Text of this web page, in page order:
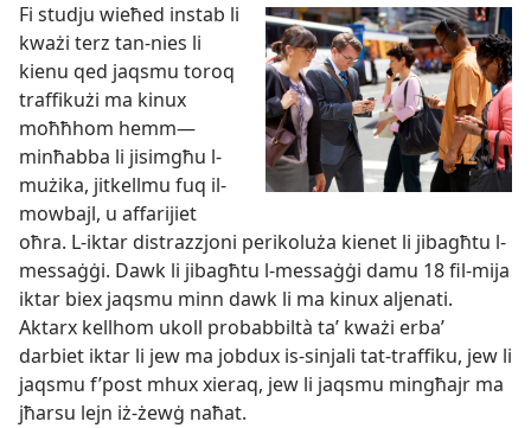
Fi studju wieħed instab li
kważi terz tan-​nies li
kienu qed jaqsmu toroq
traffikużi ma kinux
moħħhom hemm—
minħabba li jisimgħu l-​
mużika, jitkellmu fuq il-​
mowbajl, u affarijiet
oħra. L-​iktar distrazzjoni perikoluża kienet li jibagħtu l-​
messaġġi. Dawk li jibagħtu l-​messaġġi damu 18 fil-​mija
iktar biex jaqsmu minn dawk li ma kinux aljenati.
Aktarx kellhom ukoll probabbiltà taʼ kważi erbaʼ
darbiet iktar li jew ma jobdux is-​sinjali tat-​traffiku, jew li
jaqsmu f’post mhux xieraq, jew li jaqsmu mingħajr ma
jħarsu lejn iż-​żewġ naħat.